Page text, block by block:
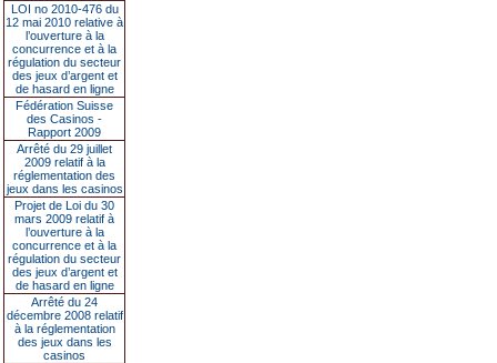
LOI no 2010-476 du
12 mai 2010 relative à
l’ouverture à la
concurrence et à la
régulation du secteur
des jeux d’argent et
de hasard en ligne
Fédération Suisse
des Casinos -
Rapport 2009
Arrêté du 29 juillet
2009 relatif à la
réglementation des
jeux dans les casinos
Projet de Loi du 30
mars 2009 relatif à
l’ouverture à la
concurrence et à la
régulation du secteur
des jeux d’argent et
de hasard en ligne
Arrêté du 24
décembre 2008 relatif
à la réglementation
des jeux dans les
casinos